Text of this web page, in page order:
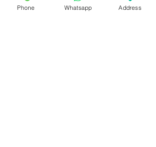
Phone Whatsapp Address